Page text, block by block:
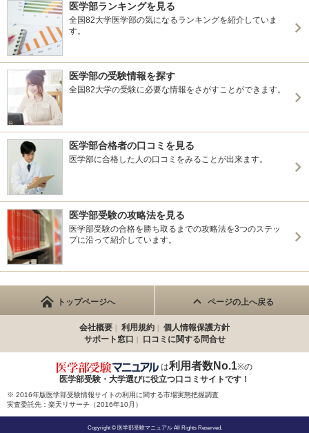
医学部ランキングを見る
全国82大学医学部の気になるランキングを紹介していま
す。
医学部の受験情報を探す
全国82大学の受験に必要な情報をさがすことができます。
医学部合格者の口コミを見る
医学部に合格した人の口コミをみることが出来ます。
医学部受験の攻略法を見る
医学部受験の合格を勝ち取るまでの攻略法を3つのステッ
プに沿って紹介しています。
トップページへ ページの上へ戻る
会社概要 利用規約
個人情報保護方針
サポート窓口
口コミに関する問合せ
は利用者数No.1※の
医学部受験・大学選びに役立つ口コミサイトです！
※ 2016年版医学部受験情報サイトの利用に関する市場実態把握調査
実査委託先：楽天リサーチ（2016年10月）
Copyright © 医学部受験マニュアル All Rights Reserved.